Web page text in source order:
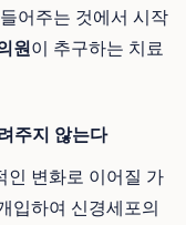
어주는 것에서 시작
원이 추구하는 치료
주지 않는다
인 변화로 이어질 가
입하여 신경세포의